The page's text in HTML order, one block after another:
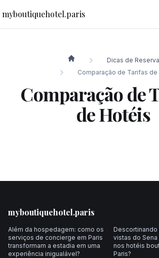
myboutiquehotel.paris
Dicas de Reserva
Comparação de Tarifas de
Comparação de
de Hotéis
myboutiquehotel.paris
Além da hospedagem: como os
serviços de concierge em Paris
transformam a estadia em uma
experiência inigualável?
Descortinando
vistas do
nos hotéis
Paris?